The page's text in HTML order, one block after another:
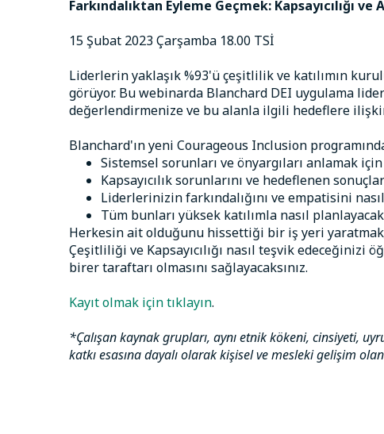
Farkındalıktan Eyleme Geçmek: Kapsayıcılığı
15 Şubat 2023 Çarşamba 18.00 TSİ
Liderlerin yaklaşık %93'ü çeşitlilik ve katılımın
görüyor. Bu webinarda Blanchard DEI uygulama
değerlendirmenize ve bu alanla ilgili hedeflere
Blanchard'ın yeni Courageous Inclusion
Sistemsel sorunları ve önyargıları anlamak
Kapsayıcılık sorunlarını ve hedeflenen
Liderlerinizin farkındalığını ve empatisini
Tüm bunları yüksek katılımla nasıl
Herkesin ait olduğunu hissettiği bir iş yeri yaratmak;
Çeşitliliği ve Kapsayıcılığı nasıl teşvik edeceğinizi
birer taraftarı olmasını sağlayacaksınız.
Kayıt olmak için tıklayın.
*Çalışan kaynak grupları, aynı etnik kökeni, cinsiyeti,
katkı esasına dayalı olarak kişisel ve mesleki gelişim